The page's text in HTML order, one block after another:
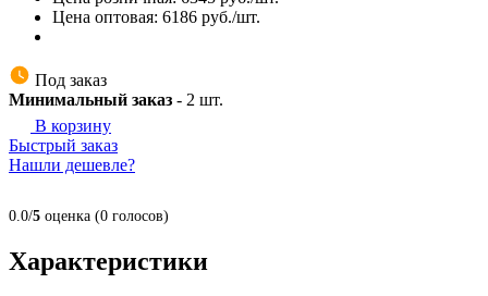
Цена оптовая: 6186 руб./шт.
Под заказ
Минимальный заказ - 2 шт.
В корзину
Быстрый заказ
Нашли дешевле?
0.0/5 оценка (0 голосов)
Характеристики